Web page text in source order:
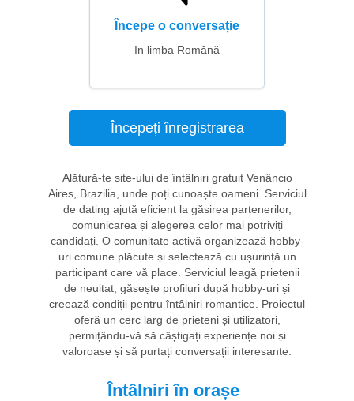
Începe o conversație
In limba Română
Începeți înregistrarea
Alătură-te site-ului de întâlniri gratuit Venâncio
Aires, Brazilia, unde poți cunoaște oameni. Serviciul
de dating ajută eficient la găsirea partenerilor,
comunicarea și alegerea celor mai potriviți
candidați. O comunitate activă organizează hobby-
uri comune plăcute și selectează cu ușurință un
participant care vă place. Serviciul leagă prietenii
de neuitat, găsește profiluri după hobby-uri și
creează condiții pentru întâlniri romantice. Proiectul
oferă un cerc larg de prieteni și utilizatori,
permițându-vă să câștigați experiențe noi și
valoroase și să purtați conversații interesante.
Întâlniri în orașe